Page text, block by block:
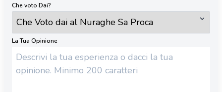
Che voto Dai?
La Tua Opinione